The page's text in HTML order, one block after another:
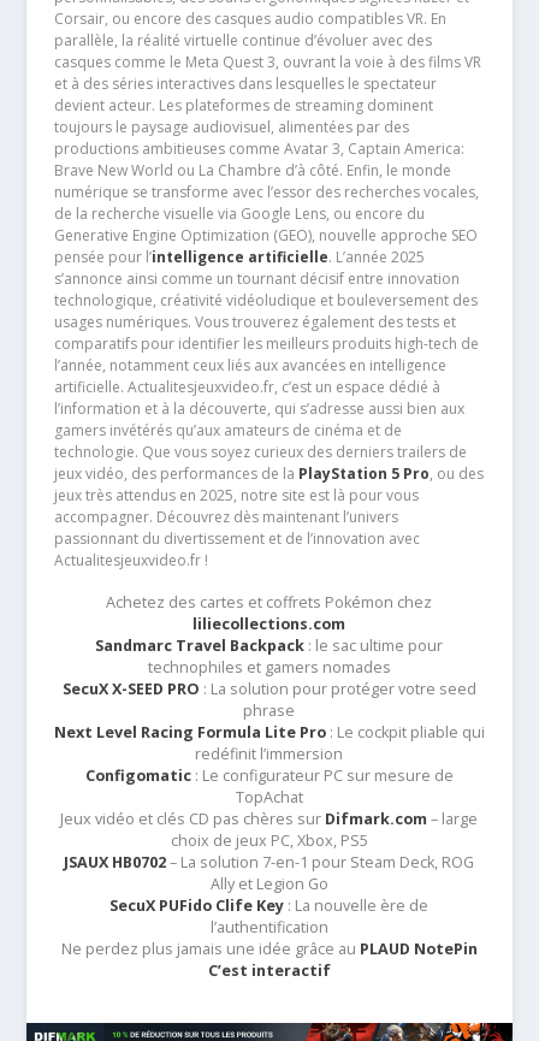
Corsair, ou encore des casques audio compatibles VR. En
parallèle, la réalité virtuelle continue d’évoluer avec des
casques comme le Meta Quest 3, ouvrant la voie à des films VR
et à des séries interactives dans lesquelles le spectateur
devient acteur. Les plateformes de streaming dominent
toujours le paysage audiovisuel, alimentées par des
productions ambitieuses comme Avatar 3, Captain America:
Brave New World ou La Chambre d’à côté. Enfin, le monde
numérique se transforme avec l’essor des recherches vocales,
de la recherche visuelle via Google Lens, ou encore du
Generative Engine Optimization (GEO), nouvelle approche SEO
pensée pour l’intelligence artificielle. L’année 2025
s’annonce ainsi comme un tournant décisif entre innovation
technologique, créativité vidéoludique et bouleversement des
usages numériques. Vous trouverez également des tests et
comparatifs pour identifier les meilleurs produits high-tech de
l’année, notamment ceux liés aux avancées en intelligence
artificielle. Actualitesjeuxvideo.fr, c’est un espace dédié à
l’information et à la découverte, qui s’adresse aussi bien aux
gamers invétérés qu’aux amateurs de cinéma et de
technologie. Que vous soyez curieux des derniers trailers de
jeux vidéo, des performances de la PlayStation 5 Pro, ou des
jeux très attendus en 2025, notre site est là pour vous
accompagner. Découvrez dès maintenant l’univers
passionnant du divertissement et de l’innovation avec
Actualitesjeuxvideo.fr !
Achetez des cartes et coffrets Pokémon chez
liliecollections.com
Sandmarc Travel Backpack : le sac ultime pour
technophiles et gamers nomades
SecuX X-SEED PRO : La solution pour protéger votre seed
phrase
Next Level Racing Formula Lite Pro: Le cockpit pliable qui
redéfinit l’immersion
Configomatic: Le configurateur PC sur mesure de
TopAchat
Jeux vidéo et clés CD pas chères sur Difmark.com – large
choix de jeux PC, Xbox, PS5
JSAUX HB0702– La solution 7-en-1 pour Steam Deck, ROG
Ally et Legion Go
SecuX PUFido Clife Key : La nouvelle ère de
l’authentification
Ne perdez plus jamais une idée grâce au PLAUD NotePin
C’est interactif